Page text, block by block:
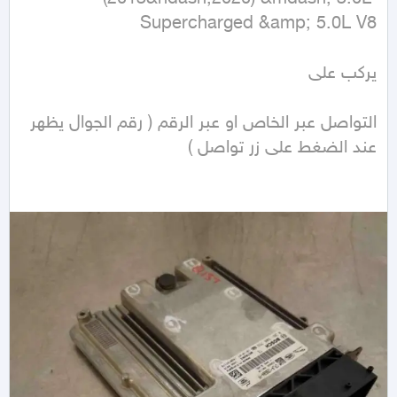
عند الضغط على زر تواصل )